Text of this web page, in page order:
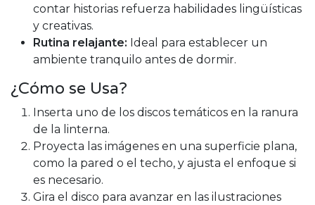
contar historias refuerza habilidades lingüísticas
y creativas.
Rutina relajante: Ideal para establecer un
ambiente tranquilo antes de dormir.
¿Cómo se Usa?
Inserta uno de los discos temáticos en la ranura
de la linterna.
Proyecta las imágenes en una superficie plana,
como la pared o el techo, y ajusta el enfoque si
es necesario.
Gira el disco para avanzar en las ilustraciones